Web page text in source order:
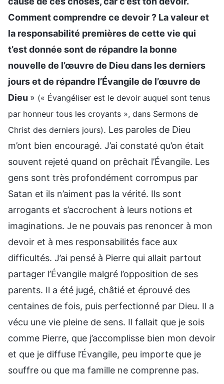
Comment comprendre ce devoir ? La valeur et
la responsabilité premières de cette vie qui
t’est donnée sont de répandre la bonne
nouvelle de l’œuvre de Dieu dans les derniers
jours et de répandre l’Évangile de l’œuvre de
Dieu » (« Évangéliser est le devoir auquel sont tenus
par honneur tous les croyants », dans Sermons de
Christ des derniers jours). Les paroles de Dieu
m’ont bien encouragé. J’ai constaté qu’on était
souvent rejeté quand on prêchait l’Évangile. Les
gens sont très profondément corrompus par
Satan et ils n’aiment pas la vérité. Ils sont
arrogants et s’accrochent à leurs notions et
imaginations. Je ne pouvais pas renoncer à mon
devoir et à mes responsabilités face aux
difficultés. J’ai pensé à Pierre qui allait partout
partager l’Évangile malgré l’opposition de ses
parents. Il a été jugé, châtié et éprouvé des
centaines de fois, puis perfectionné par Dieu. Il a
vécu une vie pleine de sens. Il fallait que je sois
comme Pierre, que j’accomplisse bien mon devoir
et que je diffuse l’Évangile, peu importe que je
souffre ou que ma famille ne comprenne pas.